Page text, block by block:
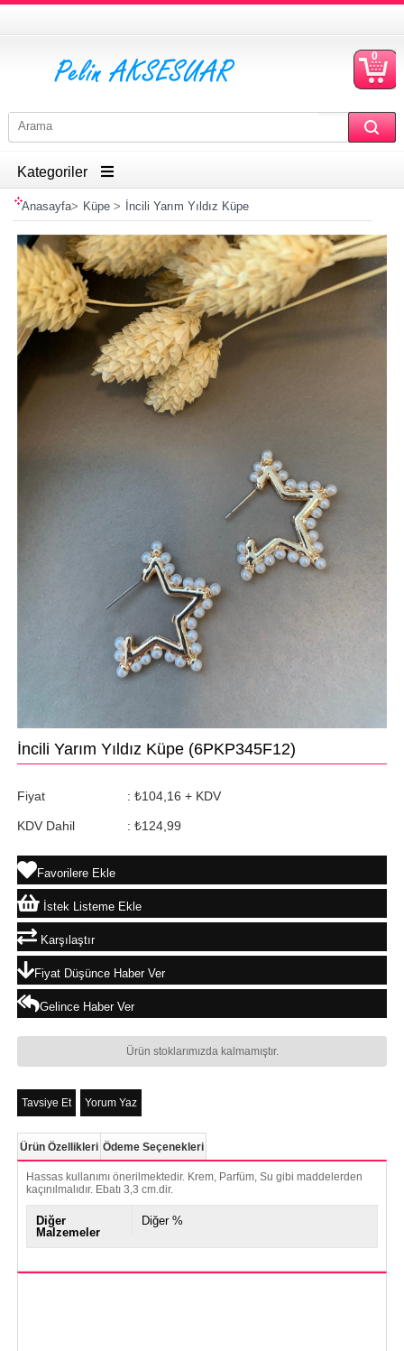
0
Kategoriler
Anasayfa> Küpe> İncili Yarım Yıldız Küpe
İncili Yarım Yıldız Küpe (6PKP345F12)
Fiyat : ₺104,16 + KDV
KDV Dahil : ₺124,99
Favorilere Ekle
İstek Listeme Ekle
Karşılaştır
Fiyat Düşünce Haber Ver
Gelince Haber Ver
Ürün stoklarımızda kalmamıştır.
Tavsiye Et Yorum Yaz
Ürün Özellikleri Ödeme Seçenekleri
Hassas kullanımı önerilmektedir. Krem, Parfüm, Su gibi maddelerden
kaçınılmalıdır. Ebatı 3,3 cm.dir.
Diğer
Malzemeler
Diğer %